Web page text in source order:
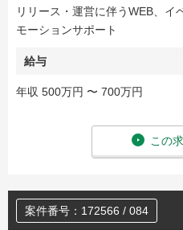
リリース・運営に伴うWEB、イ
モーションサポート
給与
年収 500万円 〜 700万円
この
案件番号：172566 / 084